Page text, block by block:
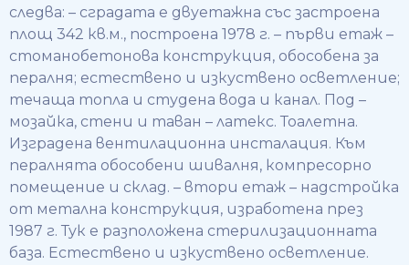
следва: – сградата е двуетажна със застроена
площ 342 кв.м., построена 1978 г. – първи етаж –
стоманобетонова конструкция, обособена за
пералня; естествено и изкуствено осветление;
течаща топла и студена вода и канал. Под –
мозайка, стени и таван – латекс. Тоалетна.
Изградена вентилационна инсталация. Към
пералнята обособени шивалня, компресорно
помещение и склад. – втори етаж – надстройка
от метална конструкция, изработена през
1987 г. Тук е разположена стерилизационната
база. Естествено и изкуствено осветление.